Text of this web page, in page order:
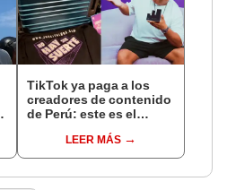
TikTok ya paga a los
creadores de contenido
de Perú: este es el
llegar a cobrar por 1.000
vistas
LEER MÁS